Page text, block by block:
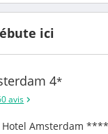
ici
4*
avis
Hotel Amsterdam